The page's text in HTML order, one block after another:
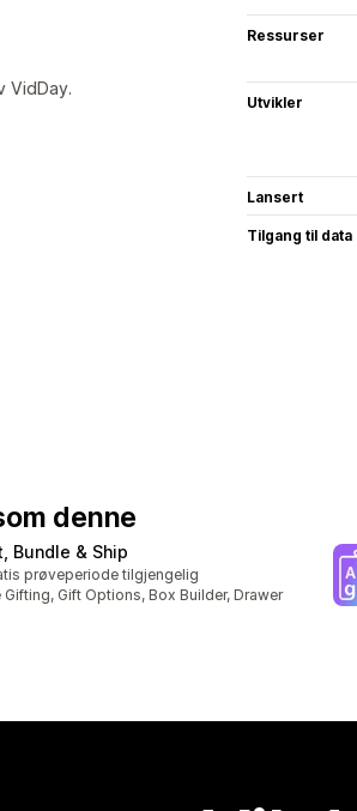
VidDay.
Ressurser
Utvikler
Lansert
Tilgang til data
denne
Bundle & Ship
prøveperiode tilgjengelig
Gift Options, Box Builder, Drawer